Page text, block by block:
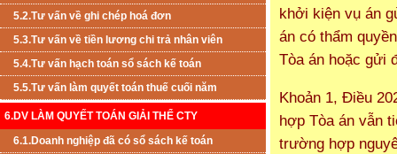
5.2.Tư vấn về ghi chép hoá đơn
5.3.Tư vấn về tiền lương chi trả nhân viên
5.4.Tư vấn hạch toán sổ sách kế toán
5.5.Tư vấn làm quyết toán thuế cuối năm
6.DV LÀM QUYẾT TOÁN GIẢI THỂ CTY
6.1.Doanh nghiệp đã có sổ sách kế toán
khởi kiện vụ án
án có thẩm
Tòa án hoặc gửi
Khoản 1, Điều
hợp Tòa án vẫn
trường hợp